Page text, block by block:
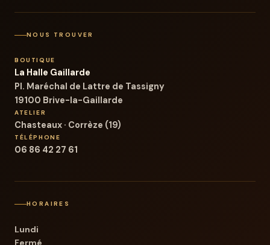
NOUS TROUVER
BOUTIQUE
La Halle Gaillarde
Pl. Maréchal de Lattre de Tassigny
19100 Brive-la-Gaillarde
ATELIER
Chasteaux · Corrèze (19)
TÉLÉPHONE
06 86 42 27 61
HORAIRES
Lundi